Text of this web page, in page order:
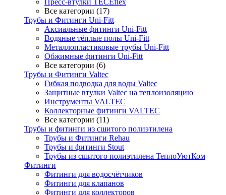
Пресс-втулки TECEflex
Все категории (17)
Трубы и Фитинги Uni-Fitt
Аксиальные фитинги Uni-Fitt
Водяные тёплые полы Uni-Fitt
Металлопластиковые трубы Uni-Fitt
Обжимные фитинги Uni-Fitt
Все категории (6)
Трубы и Фитинги Valtec
Гибкая подводка для воды Valtec
Защитные втулки Valtec на теплоизоляцию
Инструменты VALTEC
Коллекторные фитинги VALTEC
Все категории (11)
Трубы и фитинги из сшитого полиэтилена
Трубы и Фитинги Rehau
Трубы и фитинги Stout
Трубы из сшитого полиэтилена ТеплоУютКом
Фитинги
Фитинги для водосчётчиков
Фитинги для клапанов
Фитинги для коллекторов